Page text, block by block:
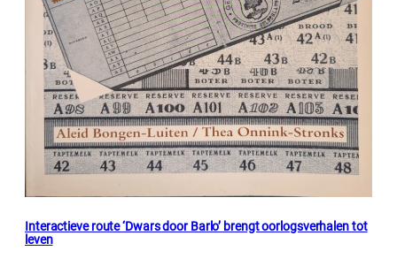
Interactieve route ‘Dwars door Barlo’ brengt oorlogsverhalen tot
leven